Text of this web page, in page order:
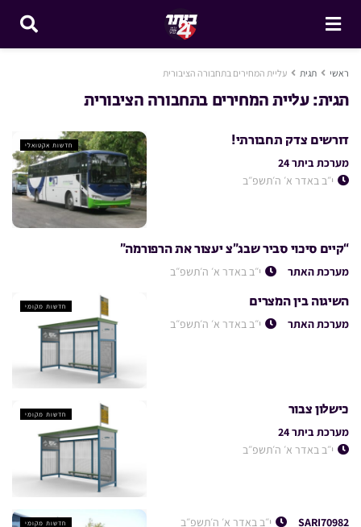
ראשי תגית עליית המחירים בתחבורה הציבורית
תגית:עליית המחירים בתחבורה הציבורית
חדשות אקטואלי דורשים צדק תחבורתי!
מערכת ביתר 24
י״ב באדר א׳ ה׳תשפ״ב
“קיים סיכוי סביר שבג”צ יעצור את הרפורמה”
מערכת האתר י״ב באדר א׳ ה׳תשפ״ב
חדשות מקומי השיגוה בין המצרים
מערכת האתר י״ב באדר א׳ ה׳תשפ״ב
חדשות מקומי כישלון צבור
מערכת ביתר 24
י״ב באדר א׳ ה׳תשפ״ב
חדשות מקומי SARI70982 י״ב באדר א׳ ה׳תשפ״ב